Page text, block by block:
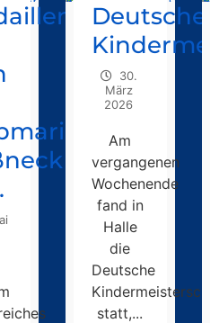
Deutsche
30.
März
2026
Am
vergangenen
Wochenende
fand in
Halle
die
Deutsche
Kindermeisterschaft
statt,...